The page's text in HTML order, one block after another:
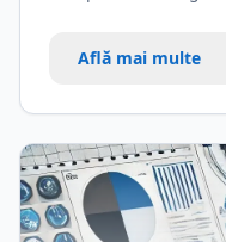
Află mai multe